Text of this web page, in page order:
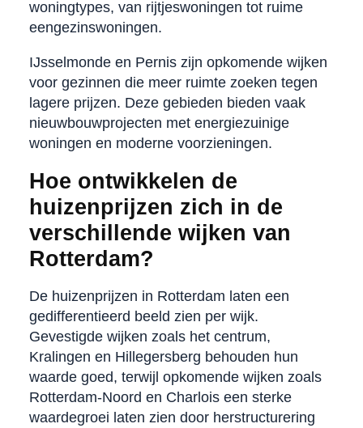
woningtypes, van rijtjeswoningen tot ruime
eengezinswoningen.
IJsselmonde en Pernis zijn opkomende wijken
voor gezinnen die meer ruimte zoeken tegen
lagere prijzen. Deze gebieden bieden vaak
nieuwbouwprojecten met energiezuinige
woningen en moderne voorzieningen.
Hoe ontwikkelen de
huizenprijzen zich in de
verschillende wijken van
Rotterdam?
De huizenprijzen in Rotterdam laten een
gedifferentieerd beeld zien per wijk.
Gevestigde wijken zoals het centrum,
Kralingen en Hillegersberg behouden hun
waarde goed, terwijl opkomende wijken zoals
Rotterdam-Noord en Charlois een sterke
waardegroei laten zien door herstructurering